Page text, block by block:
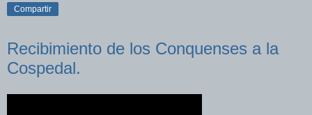
Compartir
Recibimiento de los Conquenses a la
Cospedal.